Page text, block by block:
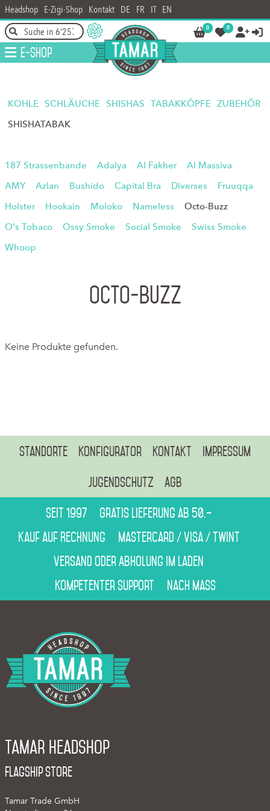
Headshop E-Zigi-Shop Kontakt DE FR IT EN
0 0  
E-Shop
KOHLE SCHLÄUCHE SHISHAS TABAKKÖPFE ZUBEHÖR
SHISHATABAK
187 Strassenbande Adalya Al Fakher
Al Massiva
AMY
Azlan Bushido Capital Bra Diverses
Fruuqqa
Holster
Hookain Moloko Nameless
Octo-Buzz
O's Tobaco
Ossy Smoke Social Smoke
Swiss Smoke
Whoop
Octo-Buzz
Keine Produkte gefunden.
Standorte Konfigurator Kontakt Impressum
Jugendschutz AGB
Seit 1997
Gratis Lieferung ab 50.–
Kauf auf Rechnung
Mastercard / Visa / Twint
Versand oder Abholung im Laden
Kompetenter Support
Nach Mass
Tamar Headshop
Flagship Store
Tamar Trade GmbH